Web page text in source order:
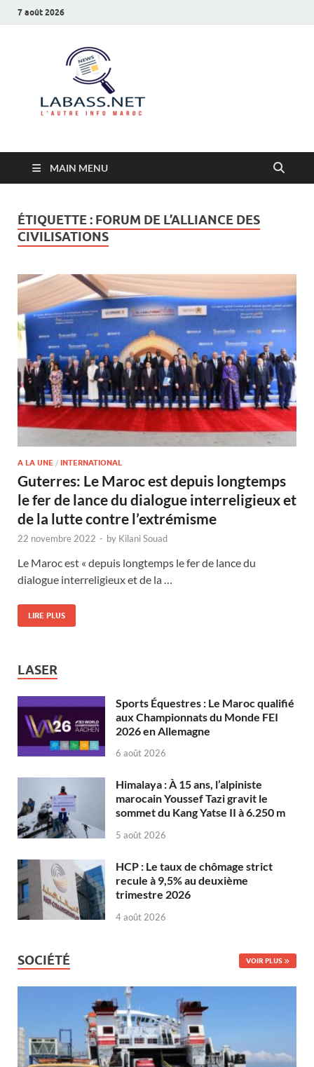
7 août 2026
MAIN MENU
ÉTIQUETTE : FORUM DE L’ALLIANCE DES
CIVILISATIONS
A LA UNE / INTERNATIONAL
Guterres: Le Maroc est depuis longtemps
le fer de lance du dialogue interreligieux et
de la lutte contre l’extrémisme
22 novembre 2022 - by Kilani Souad
Le Maroc est « depuis longtemps le fer de lance du
dialogue interreligieux et de la …
LIRE PLUS
LASER
Sports Équestres : Le Maroc qualifié
aux Championnats du Monde FEI
2026 en Allemagne
6 août 2026
Himalaya : À 15 ans, l’alpiniste
marocain Youssef Tazi gravit le
sommet du Kang Yatse II à 6.250 m
5 août 2026
HCP : Le taux de chômage strict
recule à 9,5% au deuxième
trimestre 2026
4 août 2026
SOCIÉTÉ VOIR PLUS